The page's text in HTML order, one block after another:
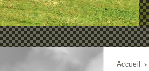
Accueil ›